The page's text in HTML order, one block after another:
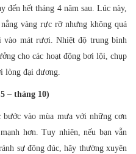
đến hết tháng 4 năm sau. Lúc này,
vàng rực rỡ nhưng không quá
vào mát rượi. Nhiệt độ trung bình
cho các hoạt động bơi lội, chụp
lòng đại dương.
– tháng 10)
vào mùa mưa với những cơn
hơn. Tuy nhiên, nếu bạn vẫn
sự đông đúc, hãy thường xuyên